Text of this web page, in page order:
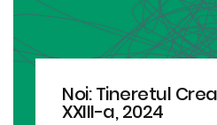
Noi: Tineretul
XXIII-a, 2024